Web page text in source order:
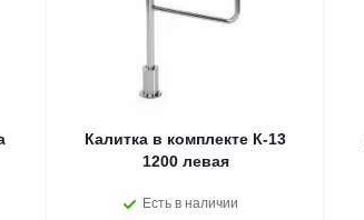
Калитка в комплекте К-13
1200 левая
Есть в наличии